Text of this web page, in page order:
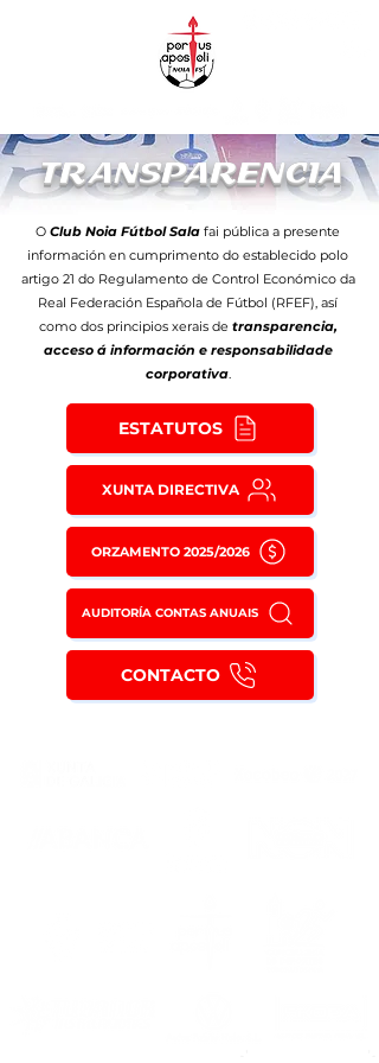
TRANSPARENCIA
O Club Noia Fútbol Sala fai pública a presente
información en cumprimento do establecido polo
artigo 21 do Regulamento de Control Económico da
Real Federación Española de Fútbol (RFEF), así
como dos principios xerais de transparencia,
acceso á información e responsabilidade
corporativa.
ESTATUTOS
XUNTA DIRECTIVA
ORZAMENTO 2025/2026
AUDITORÍA CONTAS ANUAIS
CONTACTO